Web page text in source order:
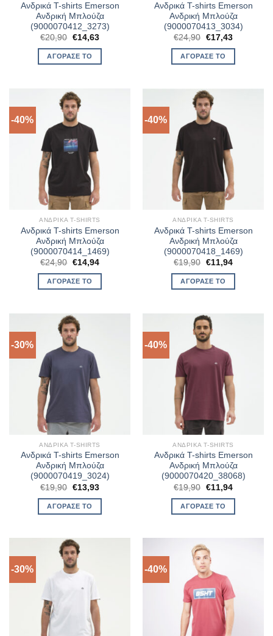
Ανδρικά T-shirts Emerson
Ανδρική Μπλούζα
(9000070412_3273)
€20,90 Original
was:
€20,90.
€14,63Η
ΑΓΌΡΑΣΈ ΤΟ
Ανδρικά T-shirts Emerson
Ανδρική Μπλούζα
(9000070413_3034)
€24,90 Original
was:
€24,90.
€17,43Η
ΑΓΌΡΑΣΈ ΤΟ
-40%
ΑΝΔΡΙΚΆ T-SHIRTS
Ανδρικά T-shirts Emerson
Ανδρική Μπλούζα
(9000070414_1469)
€24,90 Original
was:
€24,90.
€14,94Η
ΑΓΌΡΑΣΈ ΤΟ
-40%
ΑΝΔΡΙΚΆ T-SHIRTS
Ανδρικά T-shirts Emerson
Ανδρική Μπλούζα
(9000070418_1469)
€19,90 Original
was:
€19,90.
€11,94Η
ΑΓΌΡΑΣΈ ΤΟ
-30%
ΑΝΔΡΙΚΆ T-SHIRTS
Ανδρικά T-shirts Emerson
Ανδρική Μπλούζα
(9000070419_3024)
€19,90 Original
was:
€19,90.
€13,93Η
ΑΓΌΡΑΣΈ ΤΟ
-40%
ΑΝΔΡΙΚΆ T-SHIRTS
Ανδρικά T-shirts Emerson
Ανδρική Μπλούζα
(9000070420_38068)
€19,90 Original
was:
€19,90.
€11,94Η
ΑΓΌΡΑΣΈ ΤΟ
-30% -40%